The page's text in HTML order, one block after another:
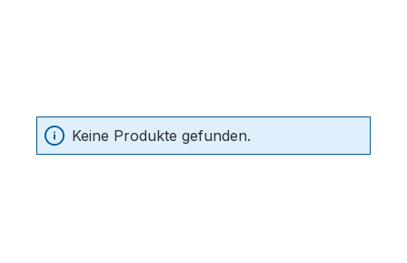
Keine Produkte gefunden.